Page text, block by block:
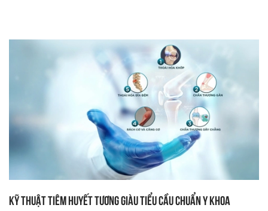
Kỹ thuật tiêm huyết tương giàu tiểu cầu chuẩn y khoa